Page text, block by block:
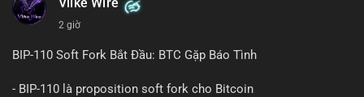
này có thể phản ánh ba kịch bản chính: thứ nhất, cá voi đang
chuẩn bị thanh khoản bằng cách chuyển lên sàn giao dịch, tạo
để nắm giữ dài hạn, thể hiện niềm tin vào xu hướng tăng; thứ
tán rủi ro. Với mức giá 65K, khối lượng này không quá lớn để
Vlike Wire
2 giờ
BIP-110 Soft Fork Bắt Đầu: BTC Gặp Báo Tình
- BIP-110 là proposition soft fork cho Bitcoin